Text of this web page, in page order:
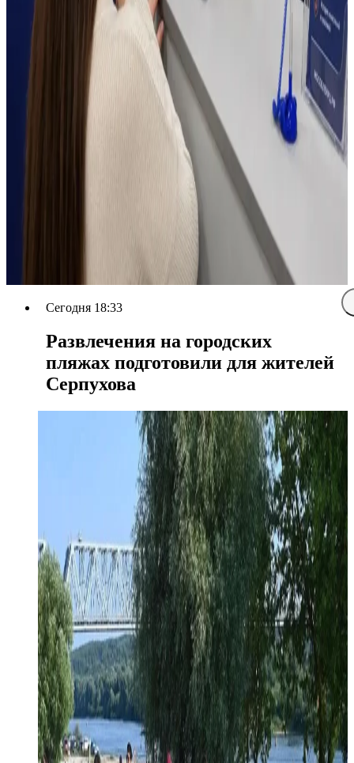
Сегодня 18:33
Развлечения на городских
пляжах подготовили для жителей
Серпухова